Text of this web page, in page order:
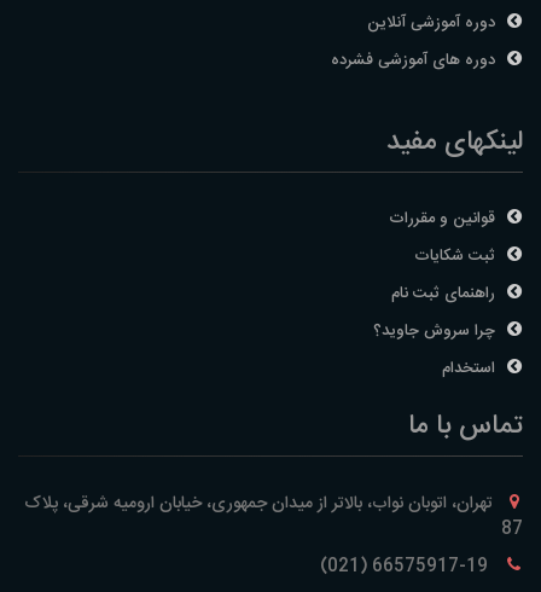
دوره آموزشی آنلاین
دوره های آموزشی فشرده
لینکهای مفید
قوانین و مقررات
ثبت شکایات
راهنمای ثبت نام
چرا سروش جاوید؟
استخدام
تماس با ما
تهران، اتوبان نواب، بالاتر از میدان جمهوری، خیابان ارومیه شرقی، پلاک
87